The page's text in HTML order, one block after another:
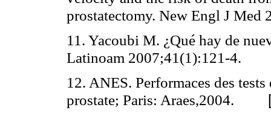
prostatectomy. New Engl J Med
11. Yacoubi M. ¿Qué hay de
Latinoam 2007;41(1):121-4.
12. ANES. Performaces des
prostate; Paris: Araes,2004.